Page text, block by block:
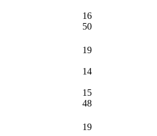
16
50
19
14
15
48
19